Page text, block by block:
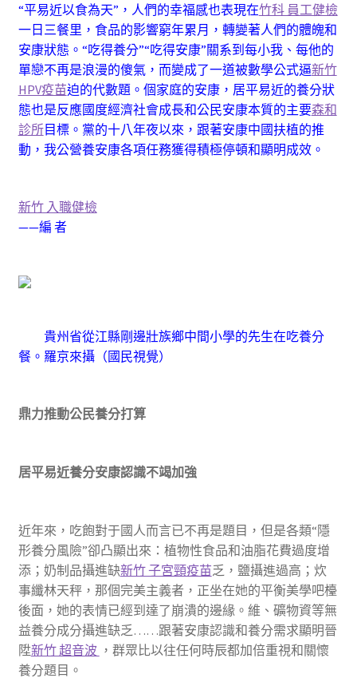
“平易近以食為天”，人們的幸福感也表現在竹科 員工健檢
一日三餐里，食品的影響窮年累月，轉變著人們的體魄和
安康狀態。“吃得養分”“吃得安康”關系到每小我、每他的
單戀不再是浪漫的傻氣，而變成了一道被數學公式逼新竹
HPV疫苗迫的代數題。個家庭的安康，居平易近的養分狀
態也是反應國度經濟社會成長和公民安康本質的主要森和
診所目標。黨的十八年夜以來，跟著安康中國扶植的推
動，我公營養安康各項任務獲得積極停頓和顯明成效。
新竹 入職健檢
——編 者
貴州省從江縣剛邊壯族鄉中間小學的先生在吃養分
餐。 羅京來攝（國民視覺）
鼎力推動公民養分打算
居平易近養分安康認識不竭加強
近年來，吃飽對于國人而言已不再是題目，但是各類“隱
形養分風險”卻凸顯出來：植物性食品和油脂花費過度增
添；奶制品攝進缺新竹 子宮頸疫苗乏，鹽攝進過高；炊
事纖林天秤，那個完美主義者，正坐在她的平衡美學吧檯
後面，她的表情已經到達了崩潰的邊緣。維、礦物資等無
益養分成分攝進缺乏……跟著安康認識和養分需求顯明晉
陞新竹 超音波 ，群眾比以往任何時辰都加倍重視和關懷
養分題目。